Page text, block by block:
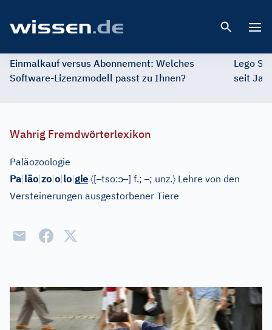
Einmalkauf versus Abonnement: Welches
Software-Lizenzmodell passt zu Ihnen?
Lego
seit
Wahrig Fremdwörterlexikon
Paläozoologie
Pa|läo|zo|o|lo|gie 〈[–tso:ɔ–] f.;–; unz.〉 Lehre von den
Versteinerungen ausgestorbener Tiere